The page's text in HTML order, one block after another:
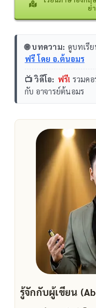
ย่
🌐 บทความ: ดูบทเรี
ฟรี โดย อ.ต้นอมร
📺 วิดีโอ: ฟรี! รวมคอ
กับ อาจารย์ต้นอมร
รู้จักกับผู้เขียน